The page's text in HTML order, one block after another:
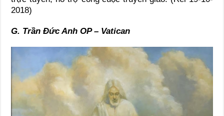
2018)
G. Trần Đức Anh OP – Vatican